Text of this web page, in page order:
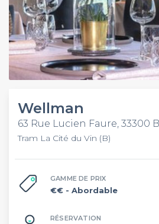
Wellman
63 Rue Lucien Faure, 33300
Tram La Cité du Vin (B)
GAMME DE PRIX
€€ - Abordable
RÉSERVATION